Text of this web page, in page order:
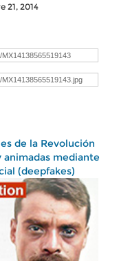
21, 2014
de la Revolución
animadas mediante
(deepfakes)